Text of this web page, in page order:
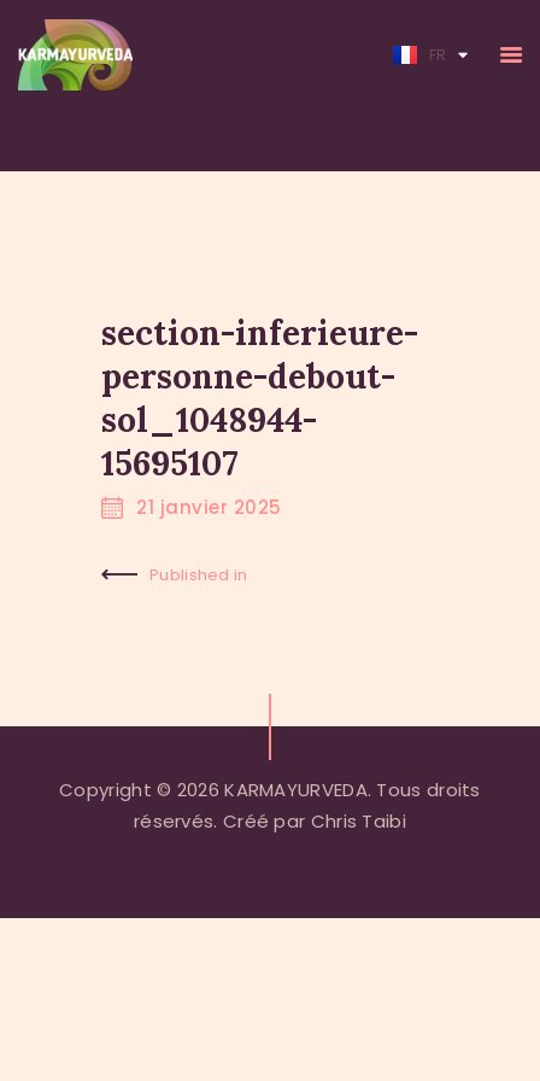
FR
EN
CURE
TARIFS
BLOG
CONTACT
section-inferieure-
personne-debout-
sol_1048944-
15695107
21 janvier 2025
Published in
Copyright © 2026 KARMAYURVEDA. Tous droits
réservés. Créé par Chris Taibi